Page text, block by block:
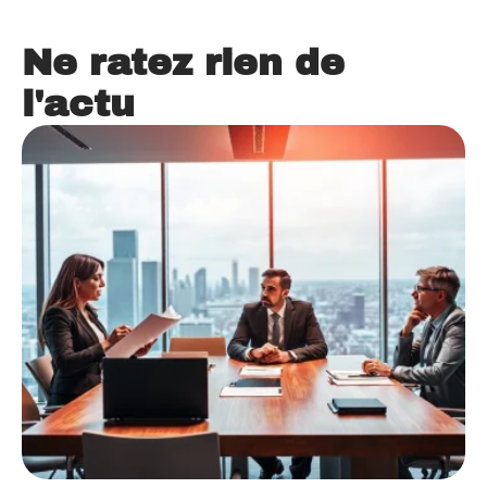
Ne ratez rien de
l'actu